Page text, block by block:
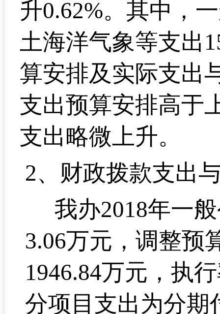
升0.62%。其中，
土海洋气象等支出
算安排及实际支出
支出预算安排高于
支出略微上升。
2、 财政拨款支出
我办2018年一
3.06万元，调整预
1946.84万元，执
分项目支出为分期